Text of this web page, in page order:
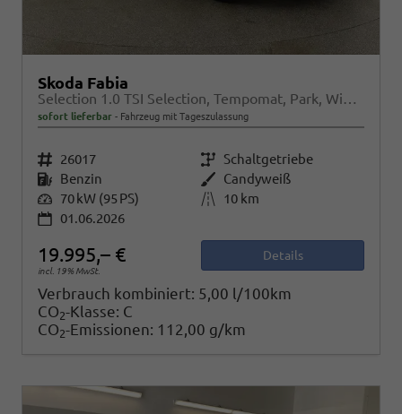
Skoda Fabia
Selection 1.0 TSI Selection, Tempomat, Park, Winterpaket, SmartLink, 4 J.-Garantie
sofort lieferbar Fahrzeug mit Tageszulassung
Fahrzeugnr. 26017 Getriebe Schaltgetriebe
Kraftstoff Benzin Außenfarbe Candyweiß
Leistung 70 kW (95 PS) Kilometerstand
10 km
01.06.2026
19.995,– €
incl. 19% MwSt.
Details
Verbrauch kombiniert: 5,00 l/100km
CO2-Klasse: C
CO2-Emissionen: 112,00 g/km